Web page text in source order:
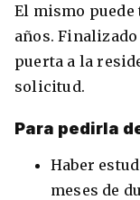
El mismo puede
años.
puerta a la
solicitud.
Para pedirla
Haber
meses de